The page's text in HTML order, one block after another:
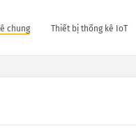
chung Thiết bị thống kê IoT